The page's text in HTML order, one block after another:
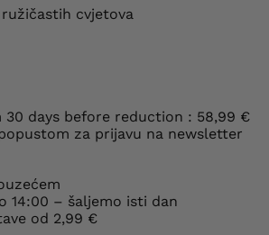
ružičastih cvjetova
days before reduction : 58,99 €
za prijavu na newsletter
14:00 – šaljemo isti dan
od 2,99 €